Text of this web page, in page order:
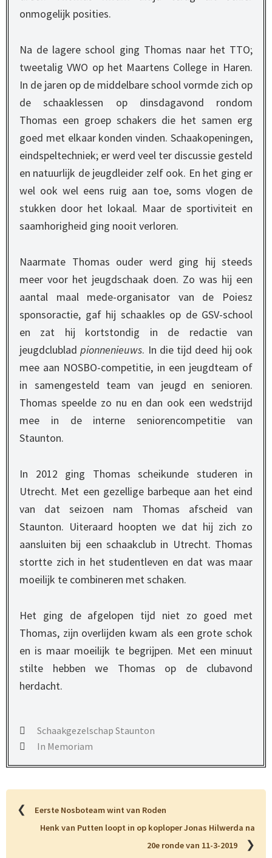
onmogelijk posities.
Na de lagere school ging Thomas naar het TTO;
tweetalig VWO op het Maartens College in Haren.
In de jaren op de middelbare school vormde zich op
de schaaklessen op dinsdagavond rondom
Thomas een groep schakers die het samen erg
goed met elkaar konden vinden. Schaakopeningen,
eindspeltechniek; er werd veel ter discussie gesteld
en natuurlijk de jeugdleider zelf ook. En het ging er
wel ook wel eens ruig aan toe, soms vlogen de
stukken door het lokaal. Maar de sportiviteit en
saamhorigheid ging nooit verloren.
Naarmate Thomas ouder werd ging hij steeds
meer voor het jeugdschaak doen. Zo was hij een
aantal maal mede-organisator van de Poiesz
sponsoractie, gaf hij schaakles op de GSV-school
en zat hij kortstondig in de redactie van
jeugdclubladpionnenieuws. In die tijd deed hij ook
mee aan NOSBO-competitie, in een jeugdteam of
in samengesteld team van jeugd en senioren.
Thomas speelde zo nu en dan ook een wedstrijd
mee in de interne seniorencompetitie van
Staunton.
In 2012 ging Thomas scheikunde studeren in
Utrecht. Met een gezellige barbeque aan het eind
van dat seizoen nam Thomas afscheid van
Staunton. Uiteraard hoopten we dat hij zich zo
aansluiten bij een schaakclub in Utrecht. Thomas
stortte zich in het studentleven en dat was maar
moeilijk te combineren met schaken.
Het ging de afgelopen tijd niet zo goed met
Thomas, zijn overlijden kwam als een grote schok
en is maar moeilijk te begrijpen. Met een minuut
stilte hebben we Thomas op de clubavond
herdacht.
Schaakgezelschap Staunton
In Memoriam
❮
Eerste Nosboteam wint van Roden
Henk van Putten loopt in op koploper Jonas Hilwerda na
20e ronde van 11-3-2019
❯